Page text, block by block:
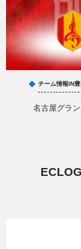
チーム情報IN
名古屋グラ